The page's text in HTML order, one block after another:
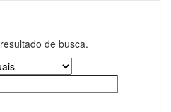
de busca.